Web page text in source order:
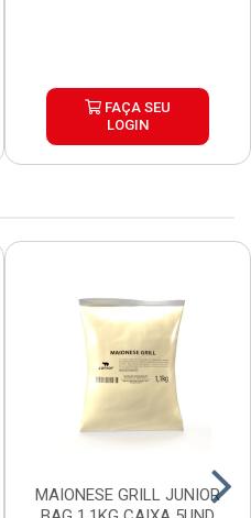
FAÇA SEU
LOGIN
MAIONESE GRILL JUNIOR